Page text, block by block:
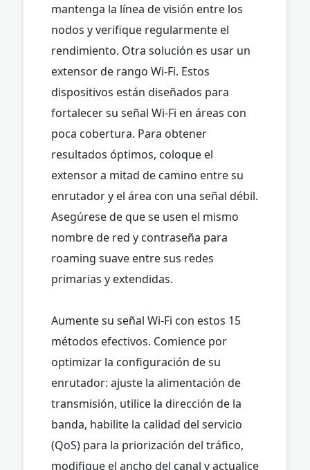
mantenga la línea de visión entre los
nodos y verifique regularmente el
rendimiento. Otra solución es usar un
extensor de rango Wi-Fi. Estos
dispositivos están diseñados para
fortalecer su señal Wi-Fi en áreas con
poca cobertura. Para obtener
resultados óptimos, coloque el
extensor a mitad de camino entre su
enrutador y el área con una señal débil.
Asegúrese de que se usen el mismo
nombre de red y contraseña para
roaming suave entre sus redes
primarias y extendidas.
Aumente su señal Wi-Fi con estos 15
métodos efectivos. Comience por
optimizar la configuración de su
enrutador: ajuste la alimentación de
transmisión, utilice la dirección de la
banda, habilite la calidad del servicio
(QoS) para la priorización del tráfico,
modifique el ancho del canal y actualice